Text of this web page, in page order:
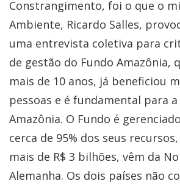
Constrangimento, foi o que o
Ambiente, Ricardo Salles,
uma entrevista coletiva para
de gestão do Fundo Amazônia,
mais de 10 anos, já beneficiou
pessoas e é fundamental para
Amazônia. O Fundo é
cerca de 95% dos seus
mais de R$ 3 bilhões, vêm da
Alemanha. Os dois países não